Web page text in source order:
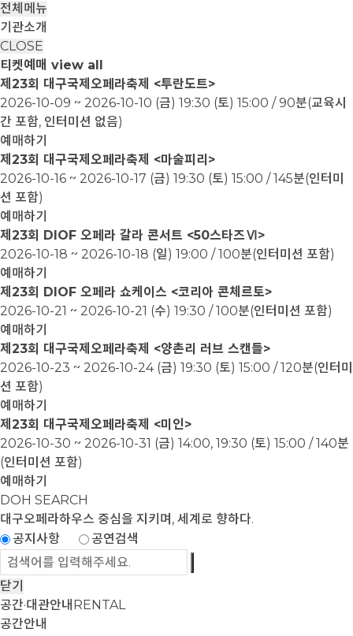
전체메뉴
기관소개
CLOSE
티켓예매 view all
제23회 대구국제오페라축제 <투란도트>
2026-10-09 ~ 2026-10-10 (금) 19:30 (토) 15:00 / 90분(교육시
간 포함, 인터미션 없음)
예매하기
제23회 대구국제오페라축제 <마술피리>
2026-10-16 ~ 2026-10-17 (금) 19:30 (토) 15:00 / 145분(인터미
션 포함)
예매하기
제23회 DIOF 오페라 갈라 콘서트 <50스타즈Ⅵ>
2026-10-18 ~ 2026-10-18 (일) 19:00 / 100분(인터미션 포함)
예매하기
제23회 DIOF 오페라 쇼케이스 <코리아 콘체르토>
2026-10-21 ~ 2026-10-21 (수) 19:30 / 100분(인터미션 포함)
예매하기
제23회 대구국제오페라축제 <양촌리 러브 스캔들>
2026-10-23 ~ 2026-10-24 (금) 19:30 (토) 15:00 / 120분(인터미
션 포함)
예매하기
제23회 대구국제오페라축제 <미인>
2026-10-30 ~ 2026-10-31 (금) 14:00, 19:30 (토) 15:00 / 140분
(인터미션 포함)
예매하기
DOH SEARCH
대구오페라하우스 중심을 지키며, 세계로 향하다.
공지사항
공연검색
닫기
공간·대관안내 RENTAL
공간안내